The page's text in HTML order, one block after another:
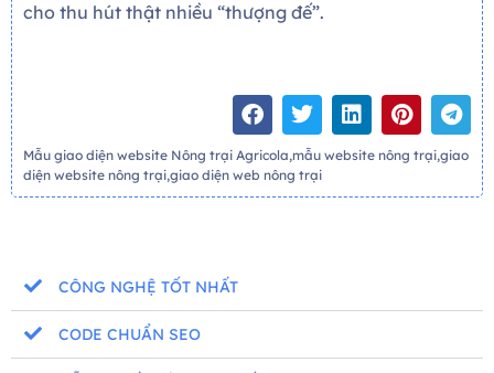
cho thu hút thật nhiều “thượng đế”.
Mẫu giao diện website Nông trại Agricola,mẫu website nông trại,giao
diện website nông trại,giao diện web nông trại
CÔNG NGHỆ TỐT NHẤT
CODE CHUẨN SEO